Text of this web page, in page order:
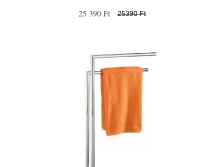
25 390 Ft 25390 Ft